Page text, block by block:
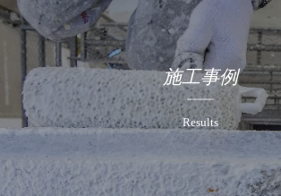
施工事例
Results